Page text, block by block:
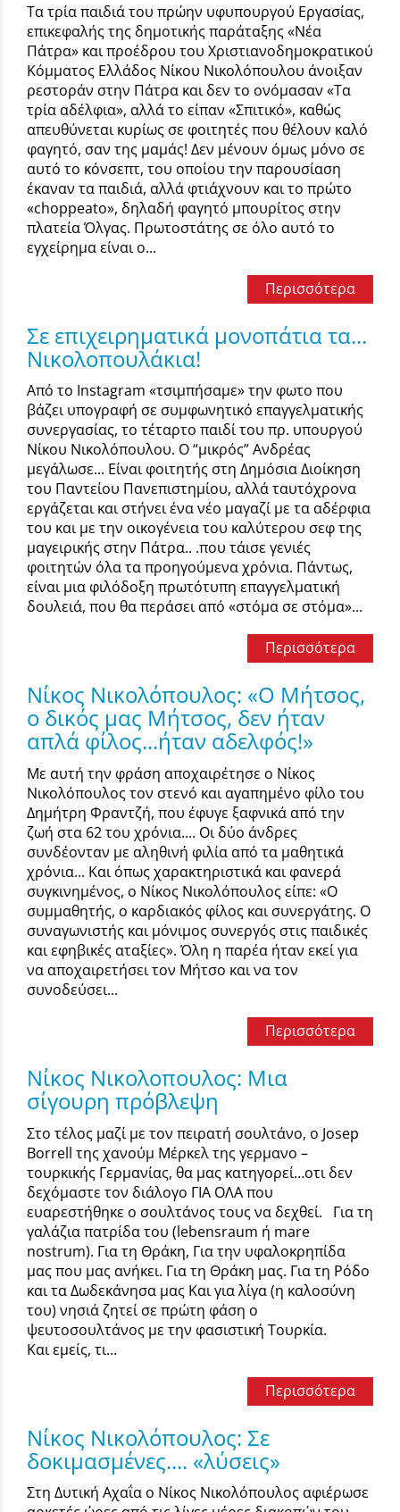
Τα τρία παιδιά του πρώην υφυπουργού Εργασίας,
επικεφαλής της δημοτικής παράταξης «Νέα
Πάτρα» και προέδρου του Χριστιανοδημοκρατικού
Κόμματος Ελλάδος Νίκου Νικολόπουλου άνοιξαν
ρεστοράν στην Πάτρα και δεν το ονόμασαν «Τα
τρία αδέλφια», αλλά το είπαν «Σπιτικό», καθώς
απευθύνεται κυρίως σε φοιτητές που θέλουν καλό
φαγητό, σαν της μαμάς! Δεν μένουν όμως μόνο σε
αυτό το κόνσεπτ, του οποίου την παρουσίαση
έκαναν τα παιδιά, αλλά φτιάχνουν και το πρώτο
«choppeato», δηλαδή φαγητό μπουρίτος στην
πλατεία Όλγας. Πρωτοστάτης σε όλο αυτό το
εγχείρημα είναι ο...
Περισσότερα
Σε επιχειρηματικά μονοπάτια τα...
Νικολοπουλάκια!
Από το Instagram «τσιμπήσαμε» την φωτο που
βάζει υπογραφή σε συμφωνητικό επαγγελματικής
συνεργασίας, το τέταρτο παιδί του πρ. υπουργού
Νίκου Νικολόπουλου. Ο “μικρός” Ανδρέας
μεγάλωσε... Είναι φοιτητής στη Δημόσια Διοίκηση
του Παντείου Πανεπιστημίου, αλλά ταυτόχρονα
εργάζεται και στήνει ένα νέο μαγαζί με τα αδέρφια
του και με την οικογένεια του καλύτερου σεφ της
μαγειρικής στην Πάτρα.. .που τάισε γενιές
φοιτητών όλα τα προηγούμενα χρόνια. Πάντως,
είναι μια φιλόδοξη πρωτότυπη επαγγελματική
δουλειά, που θα περάσει από «στόμα σε στόμα»...
Περισσότερα
Νίκος Νικολόπουλος: «Ο Μήτσος,
ο δικός μας Μήτσος, δεν ήταν
απλά φίλος...ήταν αδελφός!»
Με αυτή την φράση αποχαιρέτησε ο Νίκος
Νικολόπουλος τον στενό και αγαπημένο φίλο του
Δημήτρη Φραντζή, που έφυγε ξαφνικά από την
ζωή στα 62 του χρόνια.... Οι δύο άνδρες
συνδέονταν με αληθινή φιλία από τα μαθητικά
χρόνια... Και όπως χαρακτηριστικά και φανερά
συγκινημένος, ο Νίκος Νικολόπουλος είπε: «Ο
συμμαθητής, ο καρδιακός φίλος και συνεργάτης. Ο
συναγωνιστής και μόνιμος συνεργός στις παιδικές
και εφηβικές αταξίες». Όλη η παρέα ήταν εκεί για
να αποχαιρετήσει τον Μήτσο και να τον
συνοδεύσει...
Περισσότερα
Νίκος Νικολοπουλος: Μια
σίγουρη πρόβλεψη
Στο τέλος μαζί με τον πειρατή σουλτάνο, ο Josep
Borrell της χανούμ Μέρκελ της γερμανο –
τουρκικής Γερμανίας, θα μας κατηγορεί…οτι δεν
δεχόμαστε τον διάλογο ΓΙΑ ΟΛΑ που
ευαρεστήθηκε ο σουλτάνος τους να δεχθεί. Για τη
γαλάζια πατρίδα του (lebensraum ή mare
nostrum). Για τη Θράκη, Για την υφαλοκρηπίδα
μας που μας ανήκει. Για τη Θράκη μας. Για τη Ρόδο
και τα Δωδεκάνησα μας Και για λίγα (η καλοσύνη
του) νησιά ζητεί σε πρώτη φάση ο
ψευτοσουλτάνος με την φασιστική Τουρκία.
Και εμείς, τι...
Περισσότερα
Νίκος Νικολόπουλος: Σε
δοκιμασμένες.... «λύσεις»
Στη Δυτική Αχαΐα ο Νίκος Νικολόπουλος αφιέρωσε